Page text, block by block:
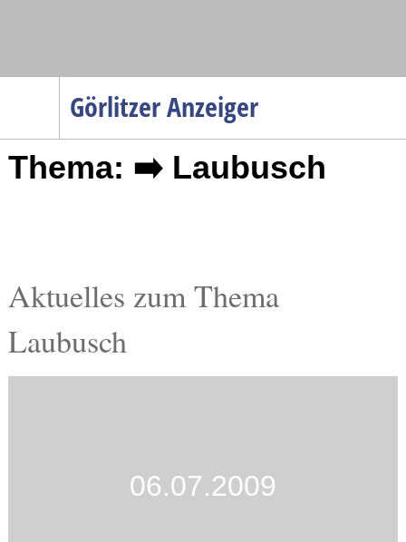
Görlitzer Anzeiger
Menüpunkte
Startseite
Verkehr
Gesundheit
Thema: ➡️ Laubusch
Aktuelles zum Thema
Laubusch
06.07.2009